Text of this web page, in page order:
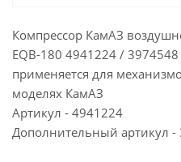
Компрессор КамАЗ
EQB-180 4941224 /
применяется для
моделях КамАЗ
Артикул - 4941224
Дополнительный артикул -